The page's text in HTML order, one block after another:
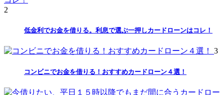
2
低金利でお金を借りる。利息で選ぶ一押しカードローンはコレ！
3
コンビニでお金を借りる！おすすめカードローン４選！